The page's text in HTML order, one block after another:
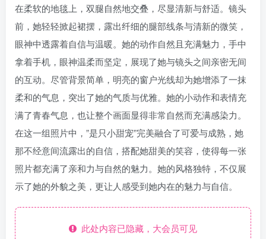
在柔软的地毯上，双腿自然地交叠，尽显清新与舒适。镜头
前，她轻轻掀起裙摆，露出纤细的腿部线条与清新的微笑，
眼神中透露着自信与温暖。她的动作自然且充满魅力，手中
拿着手机，眼神温柔而坚定，展现了她与镜头之间亲密无间
的互动。尽管背景简单，明亮的窗户光线却为她增添了一抹
柔和的气息，突出了她的气质与优雅。她的小动作和表情充
满了青春气息，也让整个画面显得非常自然而充满感染力。
在这一组照片中，”是只小甜宠”完美融合了可爱与成熟，她
那不经意间流露出的自信，搭配她甜美的笑容，使得每一张
照片都充满了亲和力与自然的魅力。她的风格独特，不仅展
示了她的外貌之美，更让人感受到她内在的魅力与自信。
此处内容已隐藏，大会员可见